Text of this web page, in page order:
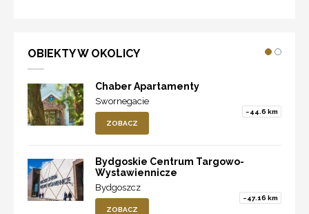
OBIEKTY W OKOLICY
Chaber Apartamenty
Swornegacie
~44.6 km
ZOBACZ
Bydgoskie Centrum Targowo-
Wystawiennicze
Bydgoszcz
~47.16 km
ZOBACZ